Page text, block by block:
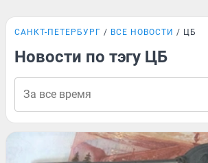
САНКТ-ПЕТЕРБУРГ ВСЕ НОВОСТИ ЦБ
Новости по тэгу ЦБ